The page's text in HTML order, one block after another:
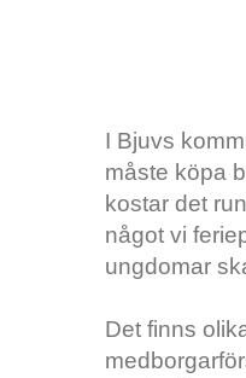
I Bjuvs
måste köpa
kostar det
något vi
ungdomar
Det finns